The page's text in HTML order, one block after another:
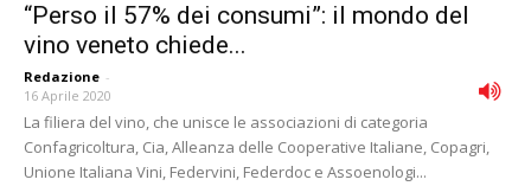
“Perso il 57% dei consumi”: il mondo del
vino veneto chiede...
Redazione -
16 Aprile 2020
La filiera del vino, che unisce le associazioni di categoria
Confagricoltura, Cia, Alleanza delle Cooperative Italiane, Copagri,
Unione Italiana Vini, Federvini, Federdoc e Assoenologi...